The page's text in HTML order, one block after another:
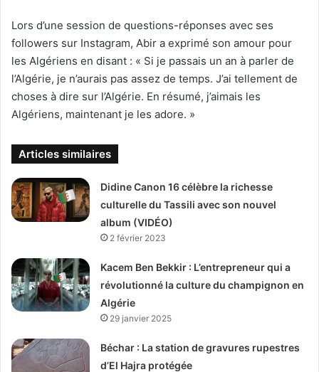
Lors d’une session de questions-réponses avec ses
followers sur Instagram, Abir a exprimé son amour pour
les Algériens en disant : « Si je passais un an à parler de
l’Algérie, je n’aurais pas assez de temps. J’ai tellement de
choses à dire sur l’Algérie. En résumé, j’aimais les
Algériens, maintenant je les adore. »
Articles similaires
Didine Canon 16 célèbre la richesse
culturelle du Tassili avec son nouvel
album (VIDÉO)
2 février 2023
Kacem Ben Bekkir : L’entrepreneur qui a
révolutionné la culture du champignon en
Algérie
29 janvier 2025
Béchar : La station de gravures rupestres
d’El Hajra protégée